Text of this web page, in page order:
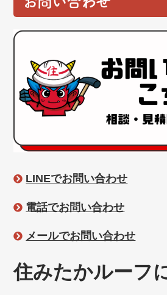
LINEでお問い合わせ
電話でお問い合わせ
メールでお問い合わせ
住みたかルーフ